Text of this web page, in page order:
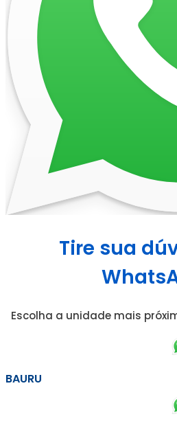
Tire sua
Escolha a unidade mais
BAURU